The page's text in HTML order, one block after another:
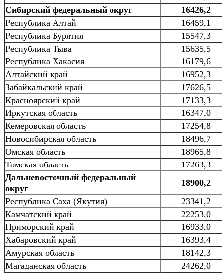
Сибирский федеральный округ
16426,2
Республика Алтай
16459,1
Республика Бурятия
15547,3
Республика Тыва
15635,5
Республика Хакасия
16179,6
Алтайский край
16952,3
Забайкальский край
17626,5
Красноярский край
17133,3
Иркутская область
16347,0
Кемеровская область
17254,8
Новосибирская область
18496,7
Омская область
18965,8
Томская область
17263,3
Дальневосточный федеральный
округ
18900,2
Республика Саха (Якутия)
23341,2
Камчатский край
22253,0
Приморский край
16933,0
Хабаровский край
16393,4
Амурская область
18142,3
Магаданская область
24262,0